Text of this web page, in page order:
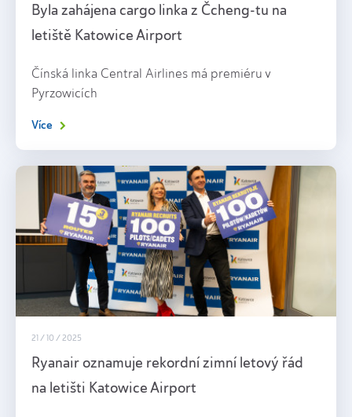
Byla zahájena cargo linka z Čcheng-tu na
letiště Katowice Airport
Čínská linka Central Airlines má premiéru v
Pyrzowicích
Více
21 / 10 / 2025
Ryanair oznamuje rekordní zimní letový řád
na letišti Katowice Airport